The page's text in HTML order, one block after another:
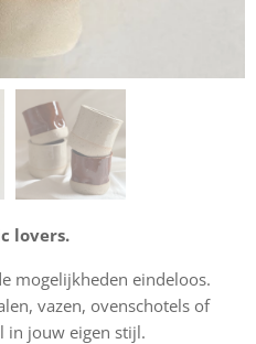
lovers.
mogelijkheden eindeloos.
vazen, ovenschotels of
in jouw eigen stijl.